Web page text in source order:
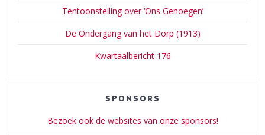
Tentoonstelling over ‘Ons Genoegen’
De Ondergang van het Dorp (1913)
Kwartaalbericht 176
SPONSORS
Bezoek ook de websites van onze sponsors!